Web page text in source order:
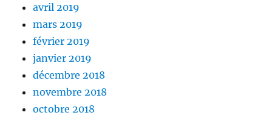
avril 2019
mars 2019
février 2019
janvier 2019
décembre 2018
novembre 2018
octobre 2018